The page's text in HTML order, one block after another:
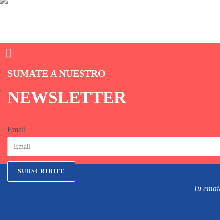
SUMATE A NUESTRO
NEWSLETTER
Email
SUBSCRIBITE
Tu